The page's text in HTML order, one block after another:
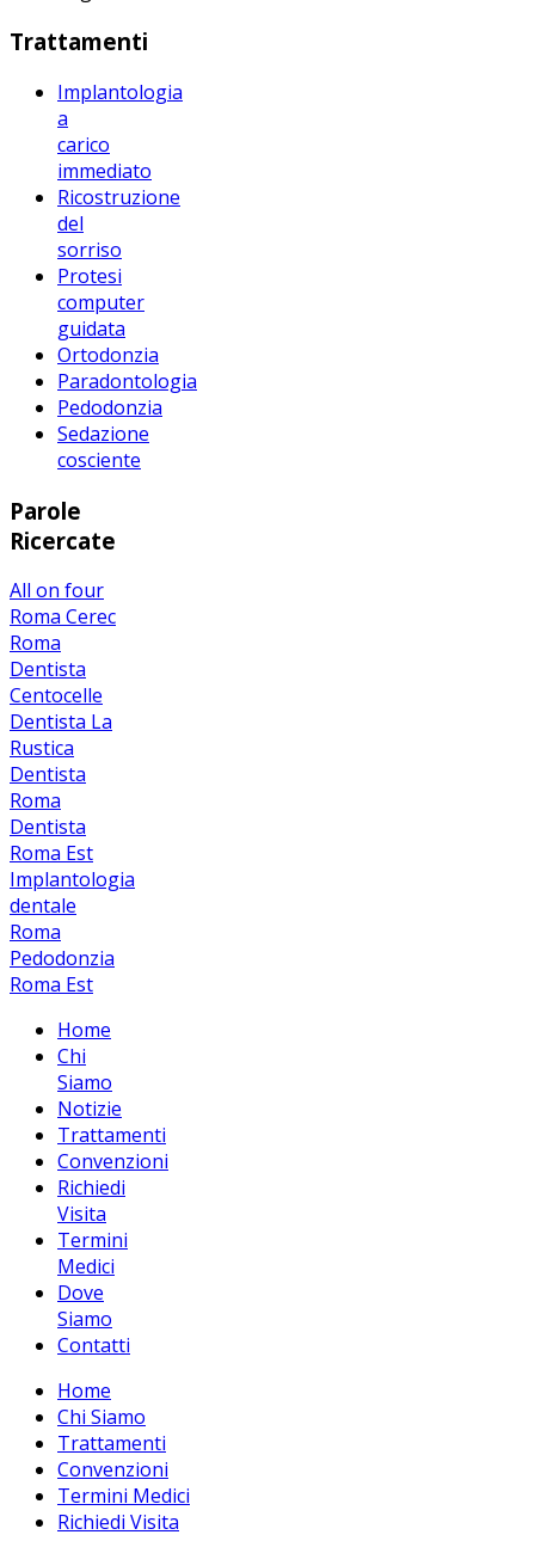
Trattamenti
Implantologia
a
carico
immediato
Ricostruzione
del
sorriso
Protesi
computer
guidata
Ortodonzia
Paradontologia
Pedodonzia
Sedazione
cosciente
Parole
Ricercate
All on four
Roma Cerec
Roma
Dentista
Centocelle
Dentista La
Rustica
Dentista
Roma
Dentista
Roma Est
Implantologia
dentale
Roma
Pedodonzia
Roma Est
Home
Chi
Siamo
Notizie
Trattamenti
Convenzioni
Richiedi
Visita
Termini
Medici
Dove
Siamo
Contatti
Home
Chi Siamo
Trattamenti
Convenzioni
Termini Medici
Richiedi Visita